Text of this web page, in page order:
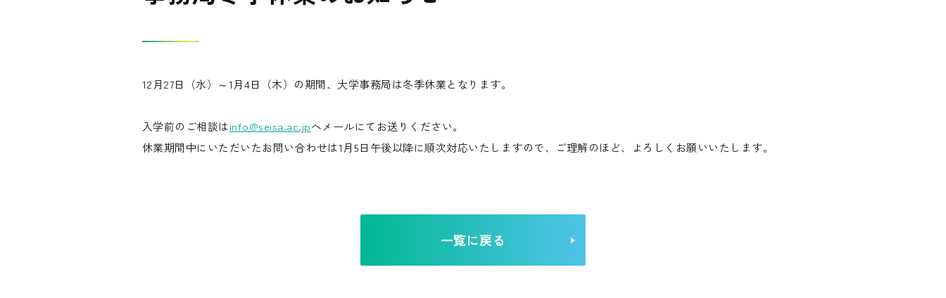
12月27日（水）～1月4日（木）の期間、大学事務局は冬季休業となります。
入学前のご相談はinfo@seisa.ac.jpへメールにてお送りください。
休業期間中にいただいたお問い合わせは1月5日午後以降に順次対応いたしますので、ご理解のほど、よろしくお願いいたします。
一覧に戻る